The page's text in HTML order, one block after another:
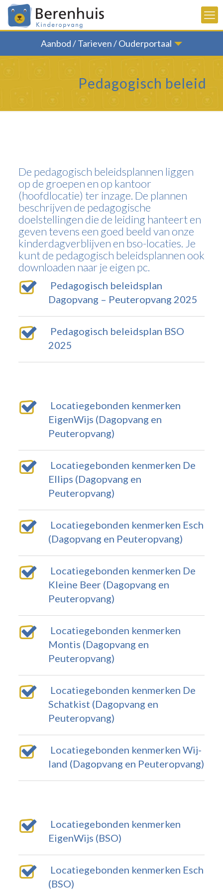
Aanbod / Tarieven / Ouderportaal
Pedagogisch beleid
De pedagogisch beleidsplannen liggen
op de groepen en op kantoor
(hoofdlocatie) ter inzage. De plannen
beschrijven de pedagogische
doelstellingen die de leiding hanteert en
geven tevens een goed beeld van onze
kinderdagverblijven en bso-locaties. Je
kunt de pedagogisch beleidsplannen ook
downloaden naar je eigen pc.
Pedagogisch beleidsplan
Dagopvang – Peuteropvang 2025
Pedagogisch beleidsplan BSO
2025
Locatiegebonden kenmerken
EigenWijs (Dagopvang en
Peuteropvang)
Locatiegebonden kenmerken De
Ellips (Dagopvang en
Peuteropvang)
Locatiegebonden kenmerken Esch
(Dagopvang en Peuteropvang)
Locatiegebonden kenmerken De
Kleine Beer (Dagopvang en
Peuteropvang)
Locatiegebonden kenmerken
Montis (Dagopvang en
Peuteropvang)
Locatiegebonden kenmerken De
Schatkist (Dagopvang en
Peuteropvang)
Locatiegebonden kenmerken Wij-
land (Dagopvang en Peuteropvang)
Locatiegebonden kenmerken
EigenWijs (BSO)
Locatiegebonden kenmerken Esch
(BSO)